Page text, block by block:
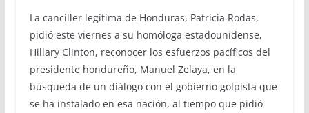
La canciller legítima de Honduras, Patricia Rodas,
pidió este viernes a su homóloga estadounidense,
Hillary Clinton, reconocer los esfuerzos pacíficos del
presidente hondureño, Manuel Zelaya, en la
búsqueda de un diálogo con el gobierno golpista que
se ha instalado en esa nación, al tiempo que pidió